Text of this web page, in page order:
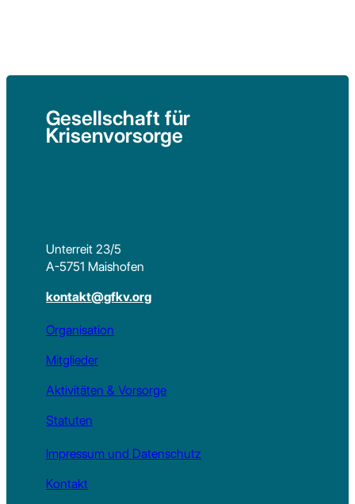
Gesellschaft für
Krisenvorsorge
Unterreit 23/5
A-5751 Maishofen
kontakt@gfkv.org
Organisation
Mitglieder
Aktivitäten & Vorsorge
Statuten
Impressum und Datenschutz
Kontakt